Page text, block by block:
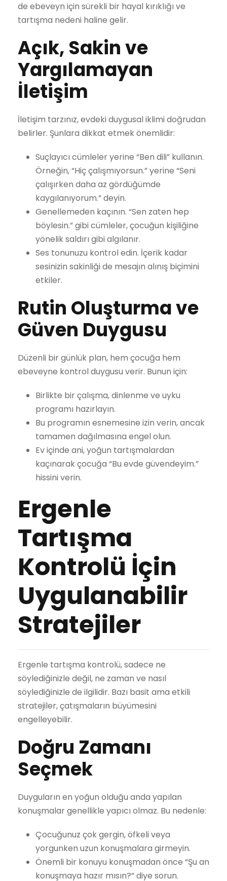
de ebeveyn için sürekli bir hayal kırıklığı ve
tartışma nedeni haline gelir.
Açık, Sakin ve
Yargılamayan
İletişim
İletişim tarzınız, evdeki duygusal iklimi doğrudan
belirler. Şunlara dikkat etmek önemlidir:
Suçlayıcı cümleler yerine “Ben dili” kullanın.
Örneğin, “Hiç çalışmıyorsun.” yerine “Seni
çalışırken daha az gördüğümde
kaygılanıyorum.” deyin.
Genellemeden kaçının. “Sen zaten hep
böylesin.” gibi cümleler, çocuğun kişiliğine
yönelik saldırı gibi algılanır.
Ses tonunuzu kontrol edin. İçerik kadar
sesinizin sakinliği de mesajın alınış biçimini
etkiler.
Rutin Oluşturma ve
Güven Duygusu
Düzenli bir günlük plan, hem çocuğa hem
ebeveyne kontrol duygusu verir. Bunun için:
Birlikte bir çalışma, dinlenme ve uyku
programı hazırlayın.
Bu programın esnemesine izin verin, ancak
tamamen dağılmasına engel olun.
Ev içinde ani, yoğun tartışmalardan
kaçınarak çocuğa “Bu evde güvendeyim.”
hissini verin.
Ergenle
Tartışma
Kontrolü İçin
Uygulanabilir
Stratejiler
Ergenle tartışma kontrolü, sadece ne
söylediğinizle değil, ne zaman ve nasıl
söylediğinizle de ilgilidir. Bazı basit ama etkili
stratejiler, çatışmaların büyümesini
engelleyebilir.
Doğru Zamanı
Seçmek
Duyguların en yoğun olduğu anda yapılan
konuşmalar genellikle yapıcı olmaz. Bu nedenle:
Çocuğunuz çok gergin, öfkeli veya
yorgunken uzun konuşmalara girmeyin.
Önemli bir konuyu konuşmadan önce “Şu an
konuşmaya hazır mısın?” diye sorun.